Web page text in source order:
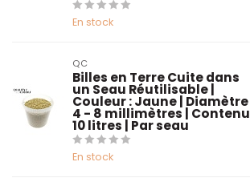
En stock
QC
Billes en Terre Cuite dans
un Seau Réutilisable |
Couleur : Jaune | Diamètre
4 - 8 millimètres | Contenu
10 litres | Par seau
En stock